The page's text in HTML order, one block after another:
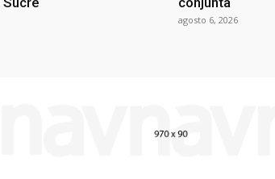
agosto 6, 2026